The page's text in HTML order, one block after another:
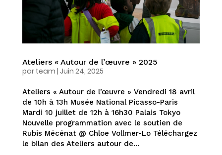
Ateliers « Autour de l’œuvre » 2025
par team | Juin 24, 2025
Ateliers « Autour de l’œuvre » Vendredi 18 avril
de 10h à 13h Musée National Picasso-Paris
Mardi 10 juillet de 12h à 16h30 Palais Tokyo
Nouvelle programmation avec le soutien de
Rubis Mécénat @ Chloe Vollmer-Lo Téléchargez
le bilan des Ateliers autour de...